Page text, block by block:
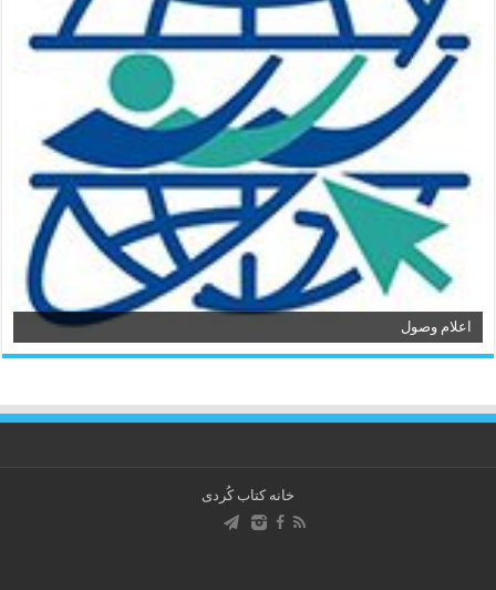
اعلام وصول
خانه کتاب كُردی